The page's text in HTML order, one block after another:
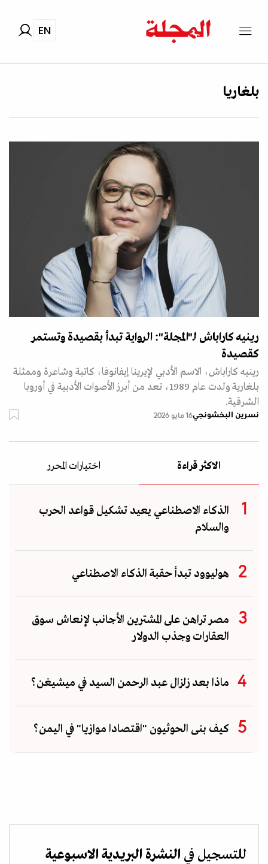
EN
بلغاريا
رينيه كاراباش لـ"المجلة": الرواية تبدأ بقصيدة وتستمر
كقصيدة
رينيه كاراباش، الاسم الأدبي لإيرينا إيفانوفا، كاتبة وشاعرة وممثلة
بلغارية ولدت عام 1989، تعد من أبرز الأصوات الأدبية في أوروبا
الشرقية.
نسرين البخشونجي16 مايو 2026
الاكثر قراءة اختيارات المحرر
الذكاء الاصطناعي يعيد تشكيل قواعد الحرب
والسلام
هوليوود تبدأ حقبة الذكاء الاصطناعي
مصر تراهن على المشترين الأجانب لإنعاش سوق
العقارات وجذب الدولار
ماذا بعد زلزال عبد الرحمن السيد في ميشيغن؟
كيف بنى الحوثيون "اقتصادا موازيا" في اليمن؟
للتسجيل في النشرة البريدية الاسبوعية